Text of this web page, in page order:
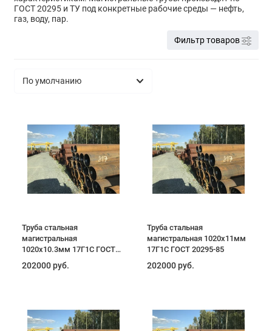
ГОСТ 20295 и ТУ под конкретные рабочие среды — нефть,
газ, воду, пар.
Фильтр товаров
Труба стальная
магистральная
1020х10.3мм 17Г1С ГОСТ
202000 руб.
Труба стальная
магистральная 1020х11мм
17Г1С ГОСТ 20295-85
202000 руб.